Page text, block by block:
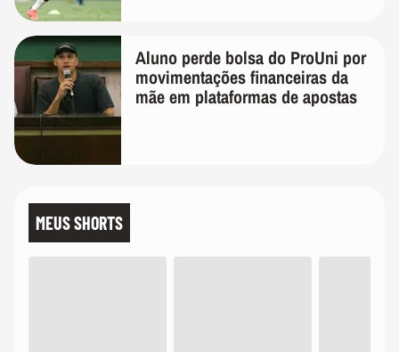
Aluno perde bolsa do ProUni por
movimentações financeiras da
mãe em plataformas de apostas
MEUS SHORTS